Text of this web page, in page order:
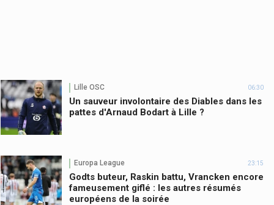
Lille OSC 06:30
Un sauveur involontaire des Diables dans les
pattes d'Arnaud Bodart à Lille ?
Europa League 23:15
Godts buteur, Raskin battu, Vrancken encore
fameusement giflé : les autres résumés
européens de la soirée